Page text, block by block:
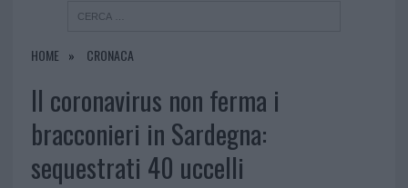
HOME CRONACA
Il coronavirus non ferma i
bracconieri in Sardegna:
sequestrati 40 uccelli